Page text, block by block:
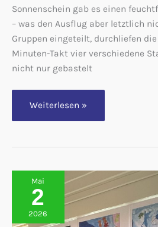
Sonnenschein gab es einen
– was den Ausflug aber letztlich
Gruppen eingeteilt, durchliefen
Minuten-Takt vier verschiedene
nicht nur gebastelt
Wehrendorf
Regenwald
Weiterlesen »
Mai
2
2026